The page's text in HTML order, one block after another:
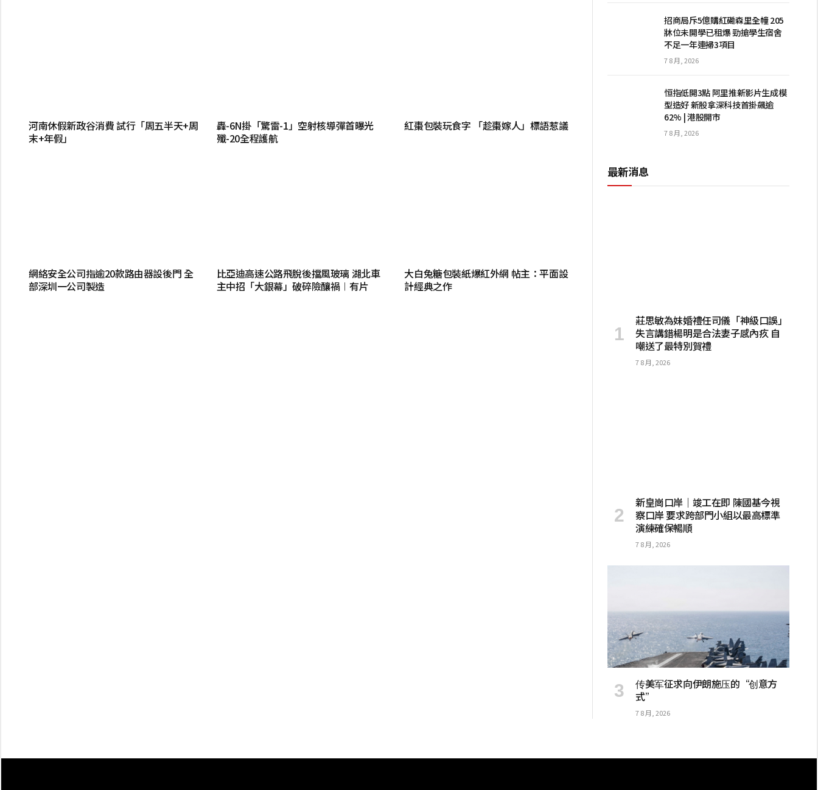
河南休假新政谷消費 試行「周五半天+周
末+年假」
轟-6N掛「驚雷-1」空射核導彈首曝光
殲-20全程護航
紅棗包裝玩食字 「趁棗嫁人」標語惹議
網絡安全公司指逾20款路由器設後門 全
部深圳一公司製造
比亞迪高速公路飛脫後擋風玻璃 湖北車
主中招「大銀幕」破碎險釀禍︱有片
大白兔糖包裝紙爆紅外網 帖主：平面設
計經典之作
招商局斥5億購紅磡森里全幢 205
牀位未開學已租爆 勁搶學生宿舍
不足一年連掃3項目
7 8 月, 2026
恒指低開3點 阿里推新影片生成模
型造好 新股拿深科技首掛飆逾
62% | 港股開市
7 8 月, 2026
最新消息
莊思敏為妹婚禮任司儀「神級口誤」
失言講錯楊明是合法妻子感內疚 自
嘲送了最特別賀禮
7 8 月, 2026
新皇崗口岸｜竣工在即 陳國基今視
察口岸 要求跨部門小組以最高標準
演練確保暢順
7 8 月, 2026
传美军征求向伊朗施压的“创意方
式”
7 8 月, 2026